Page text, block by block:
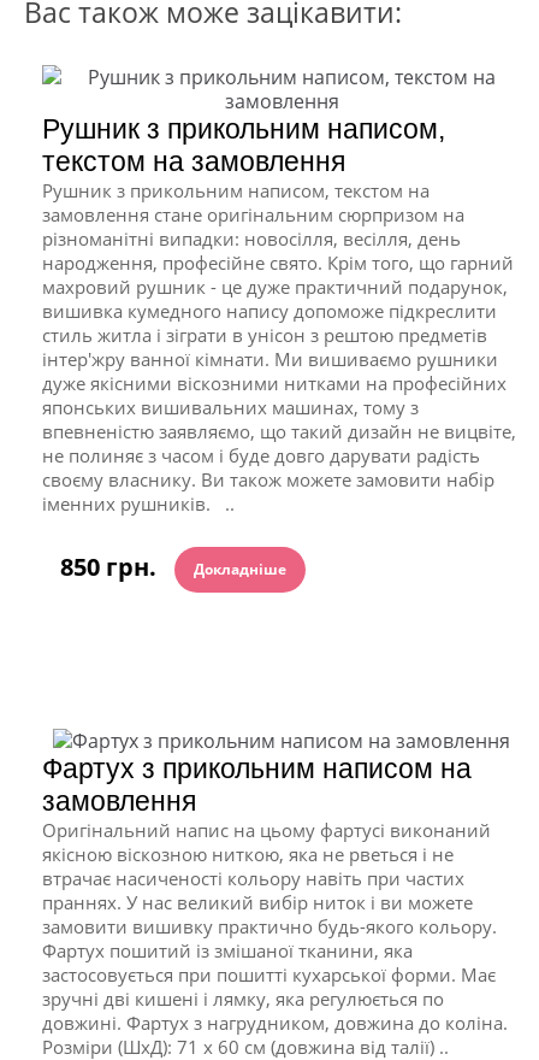
Вас також може зацікавити:
Рушник з прикольним написом,
текстом на замовлення
Рушник з прикольним написом, текстом на
замовлення стане оригінальним сюрпризом на
різноманітні випадки: новосілля, весілля, день
народження, професійне свято. Крім того, що гарний
махровий рушник - це дуже практичний подарунок,
вишивка кумедного напису допоможе підкреслити
стиль житла і зіграти в унісон з рештою предметів
інтер'жру ванної кімнати. Ми вишиваємо рушники
дуже якісними віскозними нитками на професійних
японських вишивальних машинах, тому з
впевненістю заявляємо, що такий дизайн не вицвіте,
не полиняє з часом і буде довго дарувати радість
своєму власнику. Ви також можете замовити набір
іменних рушників. ..
850 грн. Докладніше
Фартух з прикольним написом на
замовлення
Оригінальний напис на цьому фартусі виконаний
якісною віскозною ниткою, яка не рветься і не
втрачає насиченості кольору навіть при частих
праннях. У нас великий вибір ниток і ви можете
замовити вишивку практично будь-якого кольору.
Фартух пошитий із змішаної тканини, яка
застосовується при пошитті кухарської форми. Має
зручні дві кишені і лямку, яка регулюється по
довжині. Фартух з нагрудником, довжина до коліна.
Розміри (ШхД): 71 x 60 см (довжина від талії) ..